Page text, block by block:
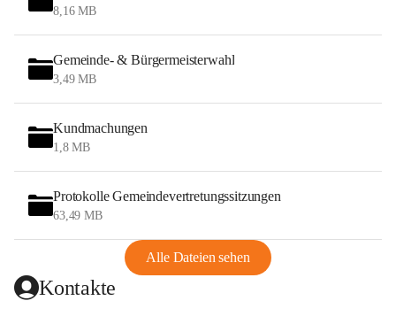
8,16 MB
Gemeinde- & Bürgermeisterwahl
3,49 MB
Kundmachungen
1,8 MB
Protokolle Gemeindevertretungssitzungen
63,49 MB
Alle Dateien sehen
Kontakte